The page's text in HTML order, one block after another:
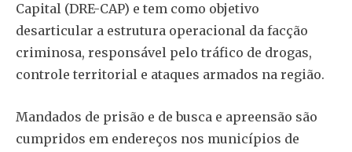
Capital (DRE-CAP) e tem como objetivo
desarticular a estrutura operacional da facção
criminosa, responsável pelo tráfico de drogas,
controle territorial e ataques armados na região.
Mandados de prisão e de busca e apreensão são
cumpridos em endereços nos municípios de